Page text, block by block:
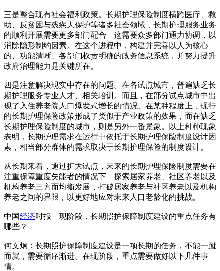
三是整合现有社会福利政策。长期护理保险制度横跨医疗、救
助、反贫困与残疾人保护等诸多社会领域，长期护理服务业务
的顺利开展需要更多部门配合，这需要众多部门通力协调，以
消除隐形制约因素。在这个进程中，构建并完善以人为核心
的、功能清晰、各部门权责明确的政务信息系统，并努力提升
政府治理能力是关键所在。
四是注意解决现实中存在的问题。在各试点城市，普遍缺乏长
期护理服务专业人才、相关培训。而且，在部分试点城市中出
现了入住养老院人口爆发式增长的情况。在某种程度上，现行
的长期护理保险政策形成了类似于产业政策的效果，而在缺乏
长期护理保险制度的城市，则是另外一番景象。以上种种现象
表明，长期护理需求在运行中依托于长期护理保险制度设计因
素，相当部分群体的需求取决于长期护理保险的制度设计。
从长期来看，通过扩大试点，未来的长期护理保险制度需要在
注重保障重度失能者的情况下，探索居家养老、社区养老以及
机构养老三方面均衡发展，打破居家养老与社区养老以及机构
养老之间的界限，以更好地应对未来人口老龄化的挑战。
中国经济时报：现阶段，长期照护保障制度建设的重点任务有
哪些？
何文炯：长期照护保障制度建设是一项长期的任务，不能一蹴
而就，需要循序渐进。在现阶段，重点需要做好以下几件事
情。